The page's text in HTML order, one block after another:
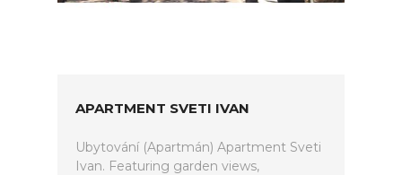
APARTMENT SVETI IVAN
Ubytování (Apartmán) Apartment Sveti
Ivan. Featuring garden views,